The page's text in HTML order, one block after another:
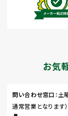
お気
問い合わせ窓口 ：
通常営業となります）